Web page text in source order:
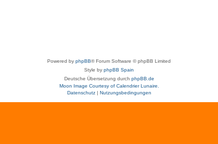
Powered by phpBB® Forum Software © phpBB Limited
Style by phpBB Spain
Deutsche Übersetzung durch phpBB.de
Moon Image Courtesy of Calendrier Lunaire.
Datenschutz| Nutzungsbedingungen